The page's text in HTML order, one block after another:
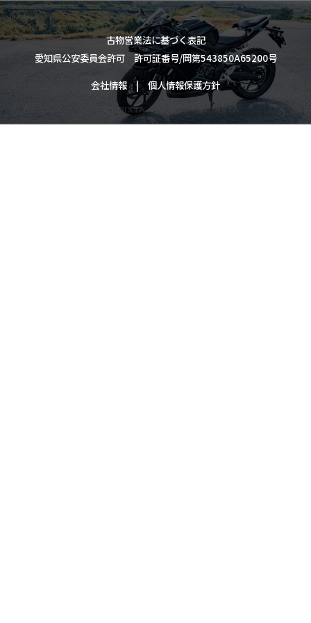
古物営業法に基づく表記
愛知県公安委員会許可 許可証番号/岡第543850A65200号
会社情報
個人情報保護方針